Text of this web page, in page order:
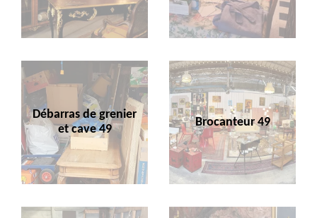
Débarras de grenier
et cave 49
Brocanteur 49